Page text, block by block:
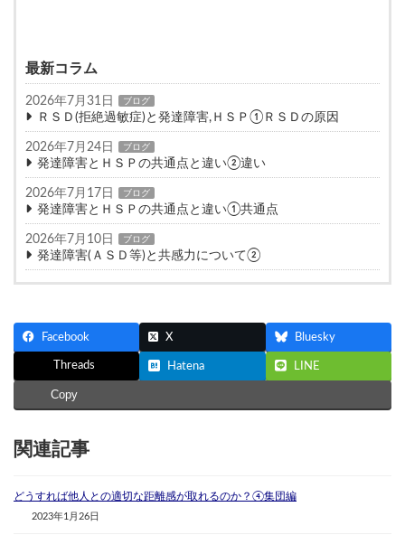
最新コラム
2026年7月31日 ブログ
ＲＳＤ(拒絶過敏症)と発達障害,ＨＳＰ①ＲＳＤの原因
2026年7月24日 ブログ
発達障害とＨＳＰの共通点と違い②違い
2026年7月17日 ブログ
発達障害とＨＳＰの共通点と違い①共通点
2026年7月10日 ブログ
発達障害(ＡＳＤ等)と共感力について②
Facebook X Bluesky
Threads Hatena LINE
Copy
関連記事
どうすれば他人との適切な距離感が取れるのか？④集団編
2023年1月26日